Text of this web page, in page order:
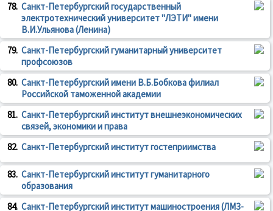
78. Санкт-Петербургский государственный
электротехнический университет "ЛЭТИ" имени
В.И.Ульянова (Ленина)
79. Санкт-Петербургский гуманитарный университет
профсоюзов
80. Санкт-Петербургский имени В.Б.Бобкова филиал
Российской таможенной академии
81. Санкт-Петербургский институт внешнеэкономических
связей, экономики и права
82. Санкт-Петербургский институт гостеприимства
83. Санкт-Петербургский институт гуманитарного
образования
84. Санкт-Петербургский институт машиностроения (ЛМЗ-